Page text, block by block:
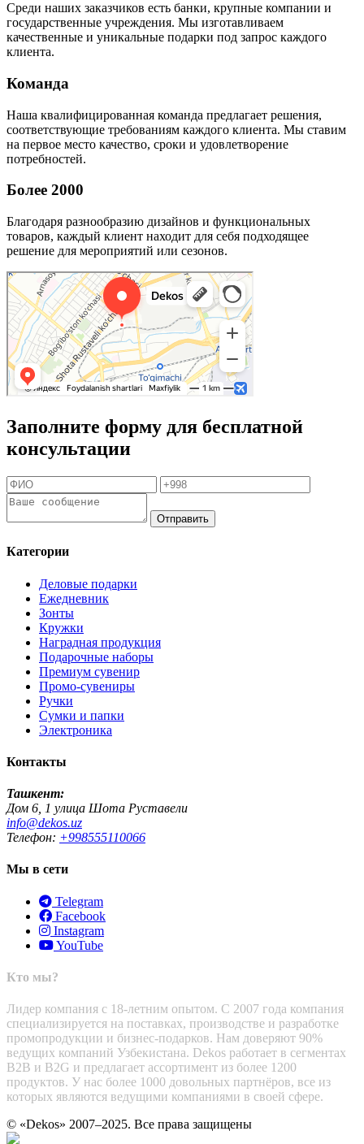
Среди наших заказчиков есть банки, крупные компании и
государственные учреждения. Мы изготавливаем
качественные и уникальные подарки под запрос каждого
клиента.
Команда
Наша квалифицированная команда предлагает решения,
соответствующие требованиям каждого клиента. Мы ставим
на первое место качество, сроки и удовлетворение
потребностей.
Более 2000
Благодаря разнообразию дизайнов и функциональных
товаров, каждый клиент находит для себя подходящее
решение для мероприятий или сезонов.
Заполните форму для бесплатной
консультации
Отправить
Категории
Деловые подарки
Ежедневник
Зонты
Кружки
Наградная продукция
Подарочные наборы
Премиум сувенир
Промо-сувениры
Ручки
Сумки и папки
Электроника
Контакты
Ташкент:
Дом 6, 1 улица Шота Руставели
info@dekos.uz
Телефон: +998555110066
Мы в сети
Telegram
Facebook
Instagram
YouTube
Кто мы?
Лидер компания с 18-летним опытом. С 2007 года компания
специализируется на поставках, производстве и разработке
промопродукции и бизнес-подарков. Нам доверяют 90%
ведущих компаний Узбекистана. Dekos работает в сегментах
B2B и B2G и предлагает ассортимент из более 1200
продуктов. У нас более 1000 довольных партнёров, все из
которых являются ведущими компаниями в своей сфере.
© «Dekos» 2007–2025. Все права защищены